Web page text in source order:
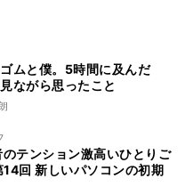
ムと僕。5時間に及んだ
ながら思ったこと
テンション激高いひとりご
回 新しいパソコンの初期